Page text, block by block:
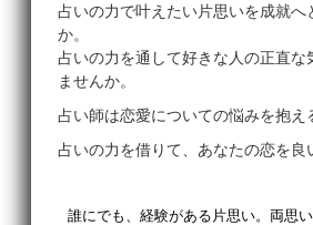
占いの力で叶えたい片思いを成就へ
か。
占いの力を通して好きな人の正直
ませんか。
占い師は恋愛についての悩みを抱え
占いの力を借りて、あなたの恋を良
誰にでも、経験がある片思い。両思